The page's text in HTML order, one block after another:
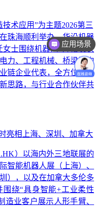
术应用”为主题2026第三
珠海顺利举办。华沿机器
士围绕机器人+焊接发表
力、工程机械、桥梁钢构
链企业代表，全方位讲解
思路，与行业合作伙伴共
亮相上海、深圳、加拿大
）以海内外三地联展的
智能机器人展（上海）、
），以及在加拿大多伦多
围绕“具身智能+工业柔性
造业客户展示人形手臂、
应用场景